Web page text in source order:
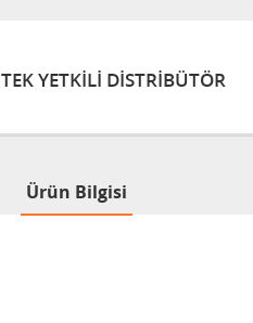
TEK YETKİLİ DİSTRİBÜTÖR
Ürün Bilgisi